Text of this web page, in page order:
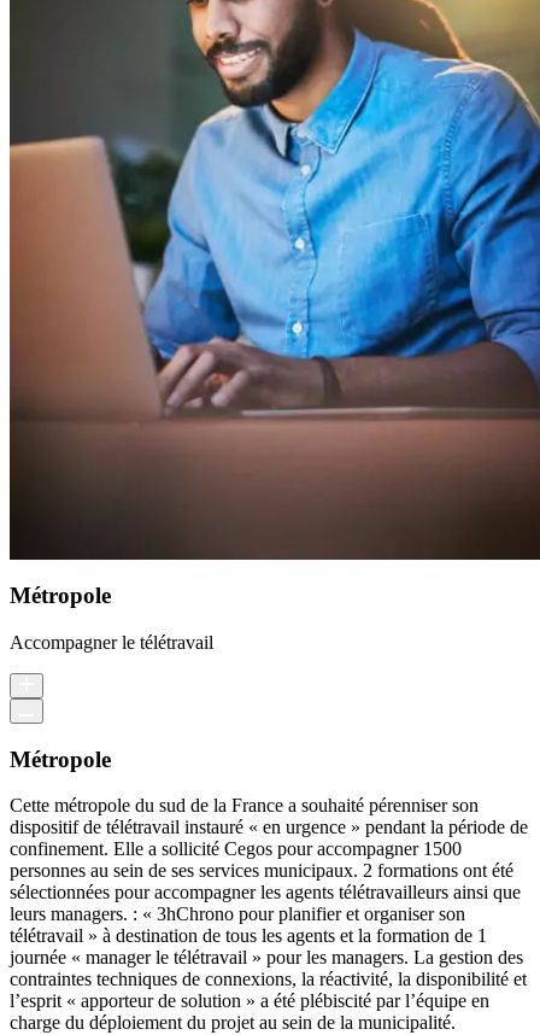
Métropole
Accompagner le télétravail
Métropole
Cette métropole du sud de la France a souhaité pérenniser son
dispositif de télétravail instauré « en urgence » pendant la période de
confinement. Elle a sollicité Cegos pour accompagner 1500
personnes au sein de ses services municipaux. 2 formations ont été
sélectionnées pour accompagner les agents télétravailleurs ainsi que
leurs managers. : « 3hChrono pour planifier et organiser son
télétravail » à destination de tous les agents et la formation de 1
journée « manager le télétravail » pour les managers. La gestion des
contraintes techniques de connexions, la réactivité, la disponibilité et
l’esprit « apporteur de solution » a été plébiscité par l’équipe en
charge du déploiement du projet au sein de la municipalité.